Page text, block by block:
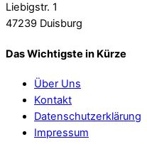
Liebigstr. 1
47239 Duisburg
Das Wichtigste in Kürze
Über Uns
Kontakt
Datenschutzerklärung
Impressum